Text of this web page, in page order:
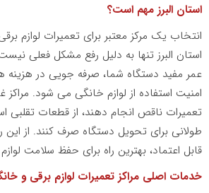
استان البرز مهم است؟
انتخاب یک مرکز معتبر برای تعمیرات لوازم
استان البرز تنها به دلیل رفع مشکل فعلی
عمر مفید دستگاه شما، صرفه جویی در
امنیت استفاده از لوازم خانگی می شود.
تعمیرات ناقص انجام دهند، از قطعات تقلبی
طولانی برای تحویل دستگاه صرف کنند. از
قابل اعتماد، بهترین راه برای حفظ سلامت
خدمات اصلی مراکز تعمیرات لوازم برقی و